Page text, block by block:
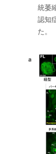
統萎
認知
た。